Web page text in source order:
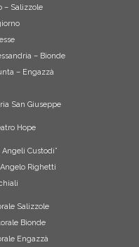
– Salizzole
– Bionde
– Engazzà
San Giuseppe
Hope
Angeli Custodi”
Righetti
Salizzole
Bionde
Engazzà